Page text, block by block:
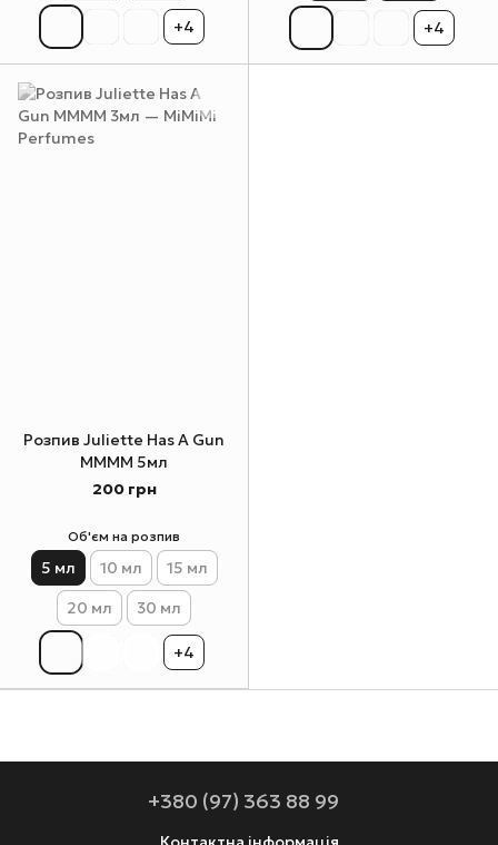
+4 +4
Розпив Juliette Has A Gun
MMMM 5мл
200 грн
Об'єм на розпив
5 мл 10 мл
15 мл
20 мл
30 мл
+4
+380 (97) 363 88 99